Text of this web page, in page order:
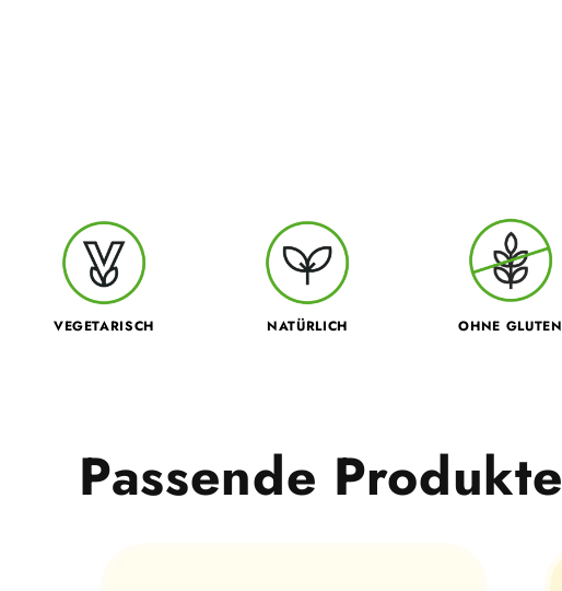
VEGETARISCH NATÜRLICH OHNE GLUTEN
Passende Produkte